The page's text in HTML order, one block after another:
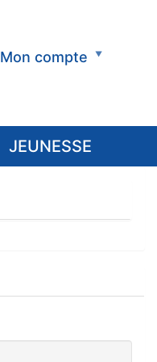
Mon compte
JEUNESSE